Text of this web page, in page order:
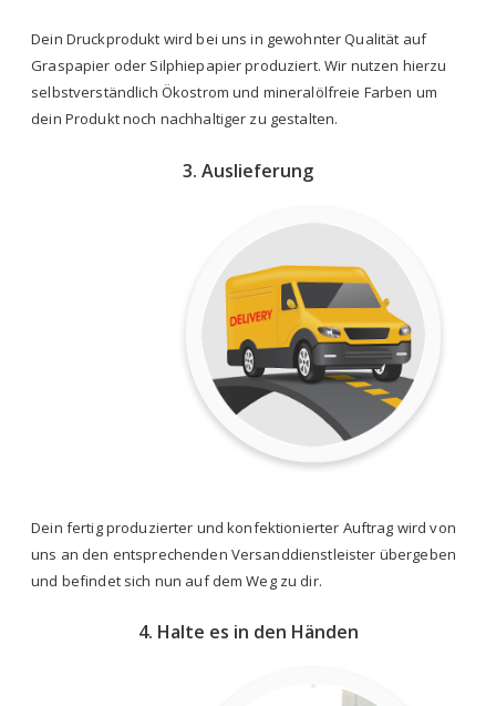
Dein Druckprodukt wird bei uns in gewohnter Qualität auf
Graspapier oder Silphiepapier produziert. Wir nutzen hierzu
selbstverständlich Ökostrom und mineralölfreie Farben um
dein Produkt noch nachhaltiger zu gestalten.
3. Auslieferung
Dein fertig produzierter und konfektionierter Auftrag wird von
uns an den entsprechenden Versanddienstleister übergeben
und befindet sich nun auf dem Weg zu dir.
4. Halte es in den Händen